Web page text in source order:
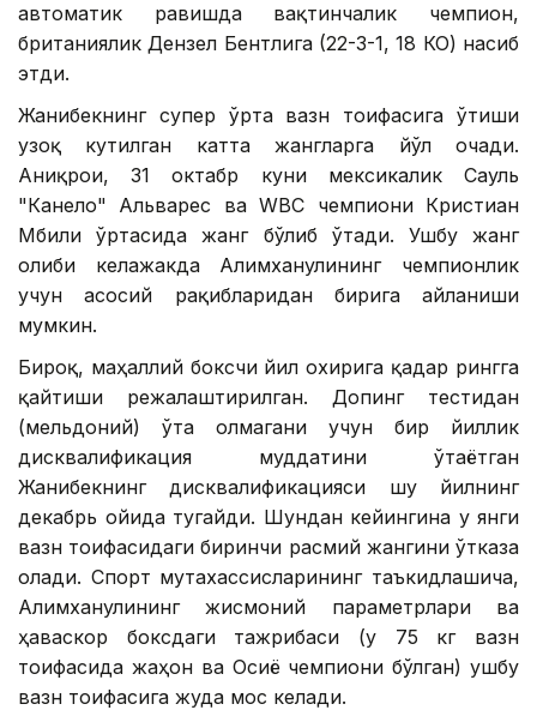
автоматик равишда вақтинчалик чемпион,
британиялик Дензел Бентлига (22-3-1, 18 КО) насиб
этди.
Жанибекнинг супер ўрта вазн тоифасига ўтиши
узоқ кутилган катта жангларга йўл очади.
Аниқроғи, 31 октабр куни мексикалик Сауль
"Канело" Альварес ва WВC чемпиони Кристиан
Мбили ўртасида жанг бўлиб ўтади. Ушбу жанг
ғолиби келажакда Алимханулининг чемпионлик
учун асосий рақибларидан бирига айланиши
мумкин.
Бироқ, маҳаллий боксчи йил охирига қадар рингга
қайтиши режалаштирилган. Допинг тестидан
(мельдоний) ўта олмагани учун бир йиллик
дисквалификация муддатини ўтаётган
Жанибекнинг дисквалификацияси шу йилнинг
декабрь ойида тугайди. Шундан кейингина у янги
вазн тоифасидаги биринчи расмий жангини ўтказа
олади. Спорт мутахассисларининг таъкидлашича,
Алимханулининг жисмоний параметрлари ва
ҳаваскор боксдаги тажрибаси (у 75 кг вазн
тоифасида жаҳон ва Осиё чемпиони бўлган) ушбу
вазн тоифасига жуда мос келади.